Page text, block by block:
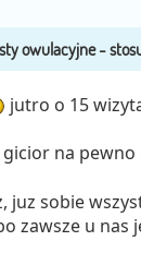
jutro o 15
gicior na pewno
juz sobie
zawsze u nas